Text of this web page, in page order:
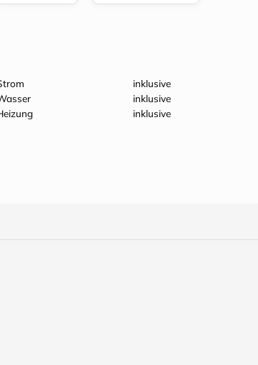
inklusive
inklusive
inklusive